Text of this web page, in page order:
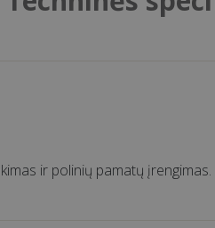
ir polinių pamatų įrengimas.